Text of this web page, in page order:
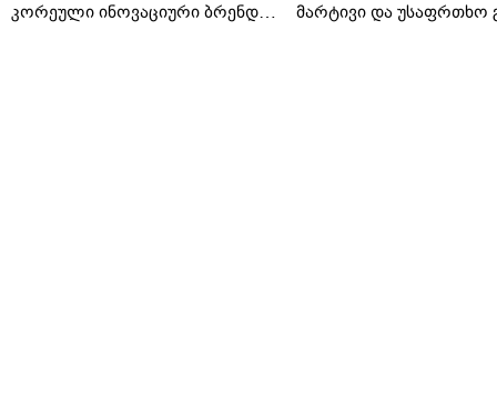
კორეული ინოვაციური ბრენდი
მარტივი და უსაფრთხო